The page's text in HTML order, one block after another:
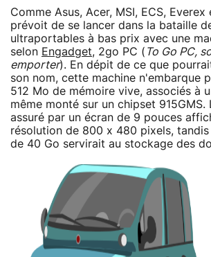
Comme Asus, Acer, MSI, ECS, Everex
prévoit de se lancer dans la bataille
ultraportables à bas prix avec une
selon Engadget, 2go PC ( To Go PC,
emporter). En dépit de ce que
son nom, cette machine n'embarque
512 Mo de mémoire vive, associés à
même monté sur un chipset
assuré par un écran de 9 pouces
résolution de 800 x 480 pixels,
de 40 Go servirait au stockage des